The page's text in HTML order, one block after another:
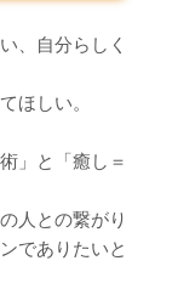
、自分らしく
ほしい。
」と「癒し＝
人との繋がり
でありたいと